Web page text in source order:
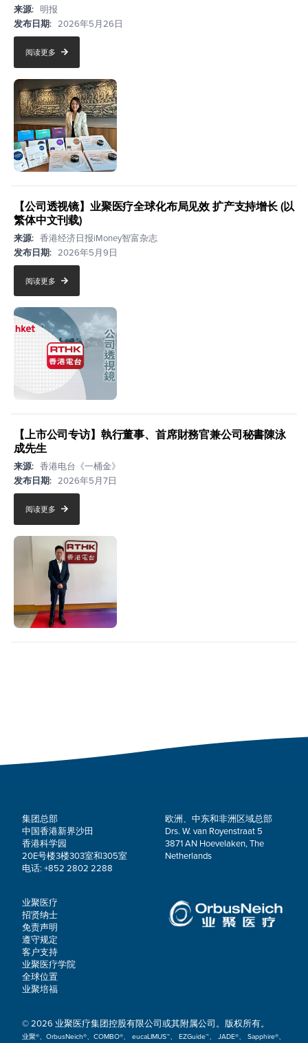
来源:
明报
发布日期: 2026年5月26日
阅读更多
【公司透视镜】业聚医疗全球化布局见效 扩产支持增长 (以
繁体中文刊载)
来源: 香港经济日报iMoney智富杂志
发布日期: 2026年5月9日
阅读更多
【上市公司专访】執行董事、首席財務官兼公司秘書陳泳
成先生
来源: 香港电台《一桶金》
发布日期: 2026年5月7日
阅读更多
集团总部
中国香港新界沙田
香港科学园
20E号楼3楼303室和305室
电话: +852 2802 2288
欧洲、中东和非洲区域总部
Drs. W. van Royenstraat 5
3871 AN Hoevelaken, The
Netherlands
业聚医疗
招贤纳士
免责声明
遵守规定
客户支持
业聚医疗学院
全球位置
业聚培福
© 2026 业聚医疗集团控股有限公司或其附属公司。版权所有。
业聚®、OrbusNeich®、COMBO®、 eucaLIMUS™、 EZGuide™、 JADE®、 Sapphire®、